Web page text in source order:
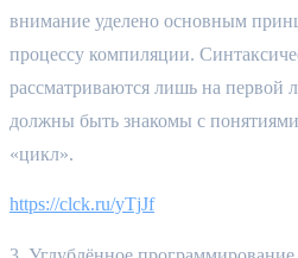
внимание уделено основным
процессу компиляции.
рассматриваются лишь на первой
должны быть знакомы с
«цикл».
https://clck.ru/yTjJf